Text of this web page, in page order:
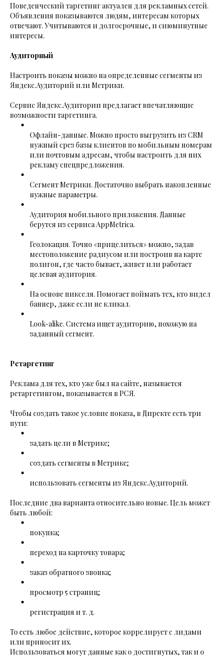
Поведенческий таргетинг актуален для рекламных сетей.
Объявления показываются людям, интересам которых
отвечают. Учитываются и долгосрочные, и сиюминутные
интересы.
Аудиторный
Настроить показы можно на определенные сегменты из
Яндекс.Аудиторий или Метрики.
Сервис Яндекс.Аудитории предлагает впечатляющие
возможности таргетинга.
Офлайн-данные. Можно просто выгрузить из CRM
нужный срез базы клиентов по мобильным номерам
или почтовым адресам, чтобы настроить для них
рекламу спецпредложения.
Сегмент Метрики. Достаточно выбрать накопленные
нужные параметры.
Аудитория мобильного приложения. Данные
берутся из сервиса AppMetrica.
Геолокация. Точно «прицелиться» можно, задав
местоположение радиусом или построив на карте
полигон, где часто бывает, живет или работает
целевая аудитория.
На основе пикселя. Помогает поймать тех, кто видел
баннер, даже если не кликал.
Look-alike. Система ищет аудиторию, похожую на
заданный сегмент.
Ретаргетинг
Реклама для тех, кто уже был на сайте, называется
ретаргетингом, показывается в РСЯ.
Чтобы создать такое условие показа, в Директе есть три
пути:
задать цели в Метрике;
создать сегменты в Метрике;
использовать сегменты из Яндекс.Аудиторий.
Последние два варианта относительно новые. Цель может
быть любой:
покупка;
переход на карточку товара;
заказ обратного звонка;
просмотр 5 страниц;
регистрация и т. д.
То есть любое действие, которое коррелирует с лидами
или приносит их.
Использоваться могут данные как о достигнутых, так и о